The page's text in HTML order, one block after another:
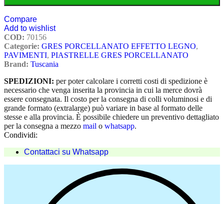
Compare
Add to wishlist
COD: 70156
Categorie: GRES PORCELLANATO EFFETTO LEGNO,
PAVIMENTI, PIASTRELLE GRES PORCELLANATO
Brand: Tuscania
SPEDIZIONI: per poter calcolare i corretti costi di spedizione è
necessario che venga inserita la provincia in cui la merce dovrà
essere consegnata. Il costo per la consegna di colli voluminosi e di
grande formato (extralarge) può variare in base al formato delle
stesse e alla provincia. È possibile chiedere un preventivo dettagliato
per la consegna a mezzo mail o whatsapp.
Condividi:
Contattaci su Whatsapp